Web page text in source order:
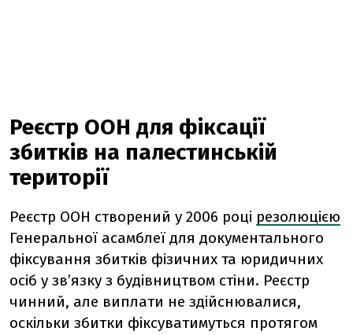
Реєстр ООН для фіксації
збитків на палестинській
території
Реєстр ООН створений у 2006 році резолюцією
Генеральної асамблеї для документального
фіксування збитків фізичних та юридичних
осіб у зв’язку з будівництвом стіни. Реєстр
чинний, але виплати не здійснювалися,
оскільки збитки фіксуватимуться протягом